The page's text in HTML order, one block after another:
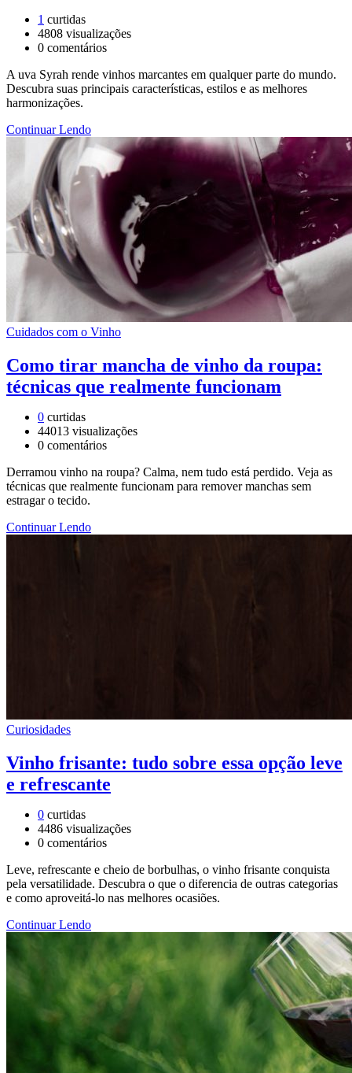
1 curtidas
4808 visualizações
0 comentários
A uva Syrah rende vinhos marcantes em qualquer parte do mundo.
Descubra suas principais características, estilos e as melhores
harmonizações.
Continuar Lendo
Cuidados com o Vinho
Como tirar mancha de vinho da roupa:
técnicas que realmente funcionam
0 curtidas
44013 visualizações
0 comentários
Derramou vinho na roupa? Calma, nem tudo está perdido. Veja as
técnicas que realmente funcionam para remover manchas sem
estragar o tecido.
Continuar Lendo
Curiosidades
Vinho frisante: tudo sobre essa opção leve
e refrescante
0 curtidas
4486 visualizações
0 comentários
Leve, refrescante e cheio de borbulhas, o vinho frisante conquista
pela versatilidade. Descubra o que o diferencia de outras categorias
e como aproveitá-lo nas melhores ocasiões.
Continuar Lendo